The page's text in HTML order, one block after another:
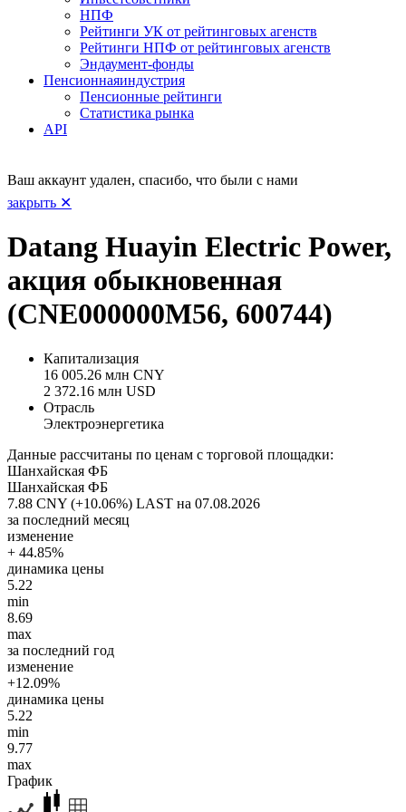
НПФ
Рейтинги УК от рейтинговых агенств
Рейтинги НПФ от рейтинговых агенств
Эндаумент-фонды
Пенсионнаяиндустрия
Пенсионные рейтинги
Статистика рынка
API
Ваш аккаунт удален, спасибо, что были с нами
закрыть ✕
Datang Huayin Electric Power,
акция обыкновенная
(CNE000000M56, 600744)
Капитализация
16 005.26 млн CNY
2 372.16 млн USD
Отрасль
Электроэнергетика
Данные рассчитаны по ценам с торговой площадки:
Шанхайская ФБ
Шанхайская ФБ
7.88 CNY (+10.06%) LAST на 07.08.2026
за последний месяц
изменение
+ 44.85%
динамика цены
5.22
min
8.69
max
за последний год
изменение
+12.09%
динамика цены
5.22
min
9.77
max
График